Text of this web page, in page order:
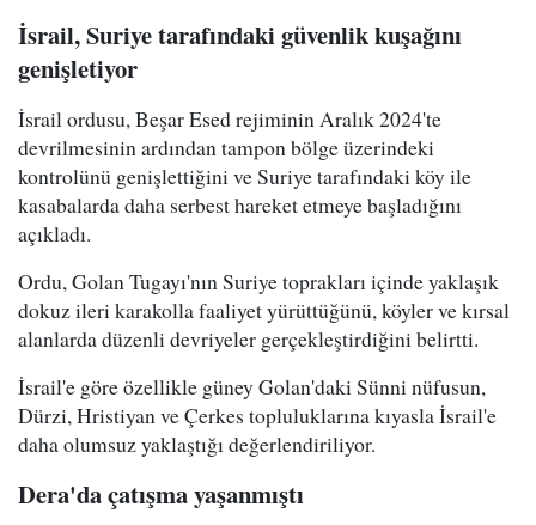
İsrail, Suriye tarafındaki güvenlik kuşağını
genişletiyor
İsrail ordusu, Beşar Esed rejiminin Aralık 2024'te
devrilmesinin ardından tampon bölge üzerindeki
kontrolünü genişlettiğini ve Suriye tarafındaki köy ile
kasabalarda daha serbest hareket etmeye başladığını
açıkladı.
Ordu, Golan Tugayı'nın Suriye toprakları içinde yaklaşık
dokuz ileri karakolla faaliyet yürüttüğünü, köyler ve kırsal
alanlarda düzenli devriyeler gerçekleştirdiğini belirtti.
İsrail'e göre özellikle güney Golan'daki Sünni nüfusun,
Dürzi, Hristiyan ve Çerkes topluluklarına kıyasla İsrail'e
daha olumsuz yaklaştığı değerlendiriliyor.
Dera'da çatışma yaşanmıştı